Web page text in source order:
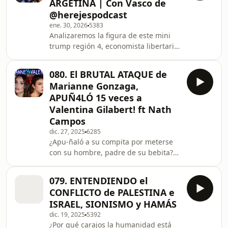
economía y la hiperinflación? Cuántas
veces escucharon a alguien decir
“vamos a terminar como Venezuela”
Síguenos en Instagram:
/ tecitodecalzon Nuestro Tiktok:
/ tecitodecalzon
ARGETINA | Con Vasco de
⁨‪@herejespodcast‬
ene. 30, 2026 5383
Analizaremos la figura de este mini
trump región 4, economista libertario
El presidente “anarco - capitalista” y
“libertario”, maestro del sexo tántrico
y el que sacó a Argentina del borde
de la inflación. ESCÚCHALO DOS
SEMANAS ANTES EN PODIMO
Síguenos en Instagram:
/ tecitodecalzon Nuestro Tiktok:
/ tecito
080. El BRUTAL ATAQUE de
Marianne Gonzaga,
APUÑ4LÓ 15 veces a
Valentina Gilabert! ft ‪Nath
Campos‬
dic. 27, 2025 6285
¿Apu-ñaló a su compita por meterse
con su hombre, padre de su bebita?
influencer Mariane Gonzaga de 17
años, que apuñaló 15 veces con un
arma blanca a la también influencer y
modelo Valentina Gilabert, en una
079. ENTENDIENDO el
CONFLICTO de PALESTINA e
ISRAEL, SIONISMO y HAMÁS
dic. 19, 2025 5392
¿Por qué carajos la humanidad está